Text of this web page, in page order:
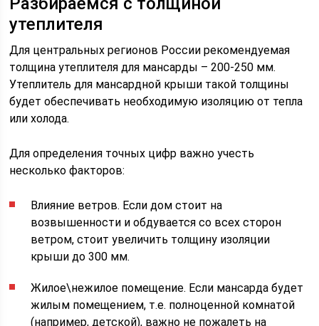
утеплителя
Для центральных регионов России рекомендуемая
толщина утеплителя для мансарды – 200-250 мм.
Утеплитель для мансардной крыши такой толщины
будет обеспечивать необходимую изоляцию от тепла
или холода.
Для определения точных цифр важно учесть
несколько факторов:
Влияние ветров. Если дом стоит на
возвышенности и обдувается со всех сторон
ветром, стоит увеличить толщину изоляции
крыши до 300 мм.
Жилое\нежилое помещение. Если мансарда будет
жилым помещением, т.е. полноценной комнатой
(например, детской), важно не пожалеть на